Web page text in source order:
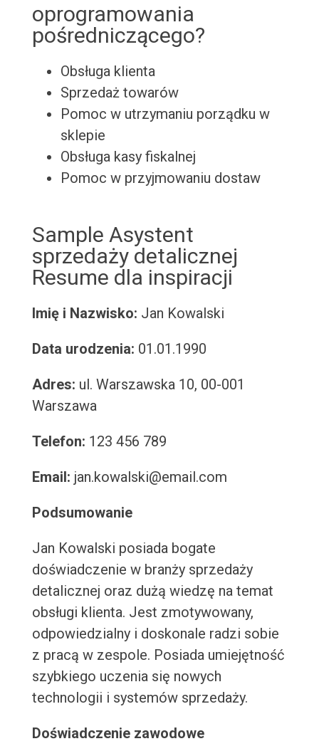
oprogramowania
pośredniczącego?
Obsługa klienta
Sprzedaż towarów
Pomoc w utrzymaniu porządku w
sklepie
Obsługa kasy fiskalnej
Pomoc w przyjmowaniu dostaw
Sample Asystent
sprzedaży detalicznej
Resume dla inspiracji
Imię i Nazwisko: Jan Kowalski
Data urodzenia: 01.01.1990
Adres: ul. Warszawska 10, 00-001
Warszawa
Telefon: 123 456 789
Email: jan.kowalski@email.com
Podsumowanie
Jan Kowalski posiada bogate
doświadczenie w branży sprzedaży
detalicznej oraz dużą wiedzę na temat
obsługi klienta. Jest zmotywowany,
odpowiedzialny i doskonale radzi sobie
z pracą w zespole. Posiada umiejętność
szybkiego uczenia się nowych
technologii i systemów sprzedaży.
Doświadczenie zawodowe